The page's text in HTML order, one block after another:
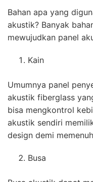
Bahan apa yang
akustik? Banyak
mewujudkan panel
Kain
Umumnya panel
akustik fiberglass
bisa mengkontrol
akustik sendiri
design demi
Busa